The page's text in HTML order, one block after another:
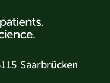
Saarbrücken